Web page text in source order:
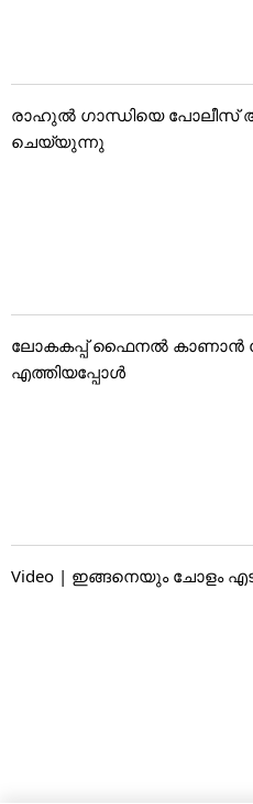
രാഹുൽ ഗാന്ധിയെ പോലീസ്
ചെയ്യുന്നു
ലോകകപ്പ് ഫൈനൽ കാണാൻ
എത്തിയപ്പോൾ
Video | ഇങ്ങനെയും ചോളം